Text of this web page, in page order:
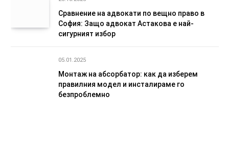
Сравнение на адвокати по вещно право в
София: Защо адвокат Астакова е най-
сигурният избор
05.01.2025
Монтаж на абсорбатор: как да изберем
правилния модел и инсталираме го
безпроблемно